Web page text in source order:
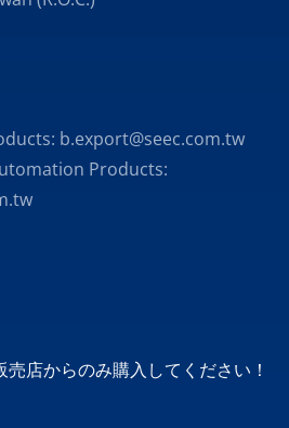
b.export@seec.com.tw
Products:
店からのみ購入してください！